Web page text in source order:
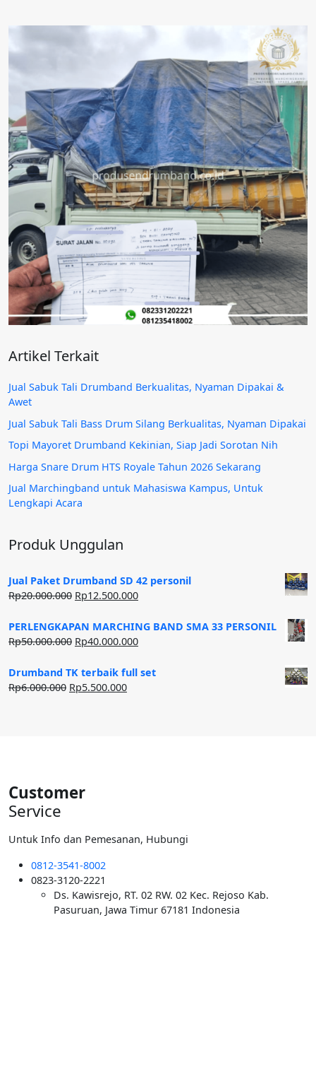
Artikel Terkait
Jual Sabuk Tali Drumband Berkualitas, Nyaman Dipakai &
Awet
Jual Sabuk Tali Bass Drum Silang Berkualitas, Nyaman Dipakai
Topi Mayoret Drumband Kekinian, Siap Jadi Sorotan Nih
Harga Snare Drum HTS Royale Tahun 2026 Sekarang
Jual Marchingband untuk Mahasiswa Kampus, Untuk
Lengkapi Acara
Produk Unggulan
Jual Paket Drumband SD 42 personil
Rp20.000.000 Harga
adalah:
Rp20.000.000.
Rp12.500.000Harga
ini
adalah:
PERLENGKAPAN MARCHING BAND SMA 33 PERSONIL
Rp50.000.000 Harga
adalah:
Rp50.000.000.
Rp40.000.000Harga
ini
Drumband TK terbaik full set
Rp6.000.000 Harga
Rp5.500.000Harga
Customer
Service
Untuk Info dan Pemesanan, Hubungi
0812-3541-8002
0823-3120-2221
Ds. Kawisrejo, RT. 02 RW. 02 Kec. Rejoso Kab.
Pasuruan, Jawa Timur 67181 Indonesia